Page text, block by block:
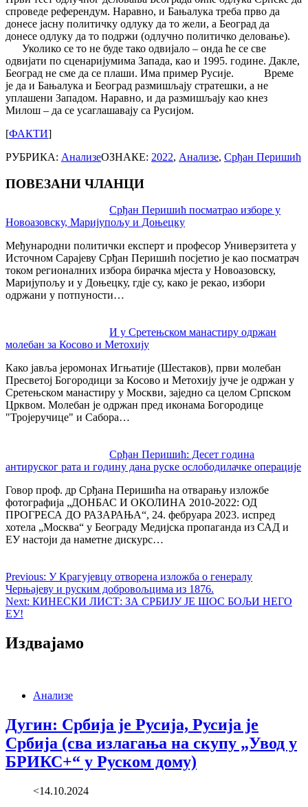
спроведе референдум. Наравно, и Бањалука треба прво да
донесе јасну политичку одлуку да то жели, а Београд да
донесе одлуку да то подржи (одлучно политичко деловање).
Уколико се то не буде тако одвијало – онда ће се све
одвијати по сценаријумима Запада, као и 1995. године. Дакле,
Београд не сме да се плаши. Има пример Русије. Време
је да и Бањалука и Београд размишљају стратешки, а не
уплашени Западом. Наравно, и да размишљају као кнез
Милош – да се усаглашавају са Русијом.
[ФАКТИ]
РУБРИКА: АнализеОЗНАКЕ: 2022, Анализе, Срђан Перишић
ПОВЕЗАНИ ЧЛАНЦИ
Срђан Перишић посматрао изборе у
Новоазовску, Маријупољу и Доњецку
Међународни политички експерт и професор Универзитета у
Источном Сарајеву Срђан Перишић посјетио је као посматрач
током регионалних избора бирачка мјеста у Новоазовску,
Маријупољу и у Доњецку, гдје су, како је рекао, избори
одржани у потпуности…
И у Сретењском манастиру одржан
молебан за Косово и Метохију
Како јавља јеромонах Игњатије (Шестаков), први молебан
Пресветој Богородици за Косово и Метохију јуче је одржан у
Сретењском манастиру у Москви, заједно са целом Српском
Црквом. Молебан је одржан пред иконама Богородице
"Тројеручице" и Сабора…
Срђан Перишић: Десет година
антируског рата и годину дана руске ослободилачке операције
Говор проф. др Срђана Перишића на отварању изложбе
фотографија „ДОНБАС И ОКОЛИНА 2010-2022: ОД
ПРОГРЕСА ДО РАЗАРАЊА“, 24. фебруара 2023. испред
хотела „Москва“ у Београду Медијска пропаганда из САД и
ЕУ настоји да наметне дискурс…
navigation
Previous: У Крагујевцу отворена изложба о генералу
Черњајеву и руским добровољцима из 1876.
Next: КИНЕСКИ ЛИСТ: ЗА СРБИЈУ ЈЕ ШОС БОЉИ НЕГО
ЕУ!
Издвајамо
Анализе
Дугин: Србија је Русија, Русија је
Србија (сва излагања на скупу „Увод у
БРИКС+“ у Руском дому)
<14.10.2024